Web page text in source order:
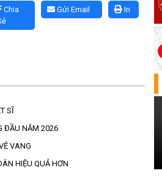
In
Gửi Email
Chia
SĨ
ĐẦU NĂM 2026
VANG
HIỆU QUẢ HƠN